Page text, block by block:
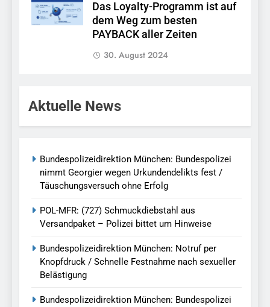
Das Loyalty-Programm ist auf
dem Weg zum besten
PAYBACK aller Zeiten
30. August 2024
Aktuelle News
Bundespolizeidirektion München: Bundespolizei
nimmt Georgier wegen Urkundendelikts fest /
Täuschungsversuch ohne Erfolg
POL-MFR: (727) Schmuckdiebstahl aus
Versandpaket – Polizei bittet um Hinweise
Bundespolizeidirektion München: Notruf per
Knopfdruck / Schnelle Festnahme nach sexueller
Belästigung
Bundespolizeidirektion München: Bundespolizei